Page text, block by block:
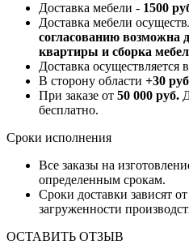
Доставка мебели - 1500
Доставка мебели
согласованию возможна
квартиры и сборка
Доставка осуществляется
В сторону области +30
При заказе от 50 000 руб.
бесплатно.
Сроки исполнения
Все заказы на
определенным срокам.
Сроки доставки зависят
загруженности
ОСТАВИТЬ ОТЗЫВ